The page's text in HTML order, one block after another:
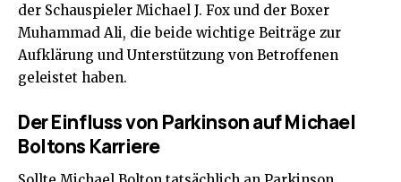
der Schauspieler Michael J. Fox und der Boxer
Muhammad Ali, die beide wichtige Beiträge zur
Aufklärung und Unterstützung von Betroffenen
geleistet haben.
Der Einfluss von Parkinson auf Michael
Boltons Karriere